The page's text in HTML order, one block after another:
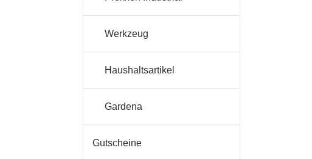
Werkzeug
Haushaltsartikel
Gardena
Gutscheine